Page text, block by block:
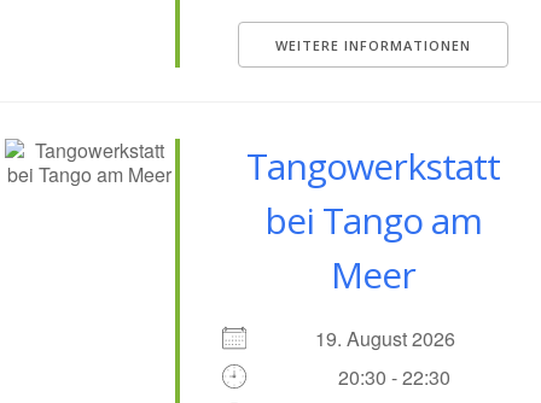
WEITERE INFORMATIONEN
Tangowerkstatt
bei Tango am
Meer
19. August 2026
20:30 - 22:30